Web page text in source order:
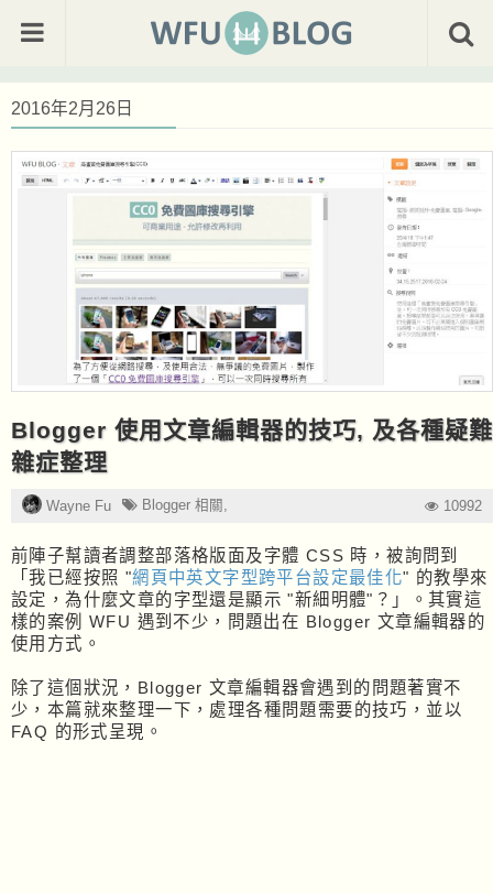
2016年2月26日
Blogger 使用文章編輯器的技巧, 及各種疑難
雜症整理
Wayne Fu Blogger 相關 , 10992
前陣子幫讀者調整部落格版面及字體 CSS 時，被詢問到
「我已經按照 "網頁中英文字型跨平台設定最佳化" 的教學來
設定，為什麼文章的字型還是顯示 "新細明體"？」。其實這
樣的案例 WFU 遇到不少，問題出在 Blogger 文章編輯器的
使用方式。
除了這個狀況，Blogger 文章編輯器會遇到的問題著實不
少，本篇就來整理一下，處理各種問題需要的技巧，並以
FAQ 的形式呈現。